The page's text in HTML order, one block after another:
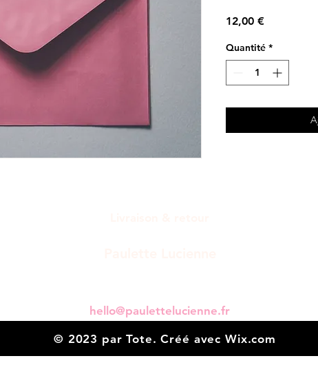
12,00 €Prix
Quantité *
hello@paulettelucienne.fr
© 2023 par Tote. Créé avec Wix.com